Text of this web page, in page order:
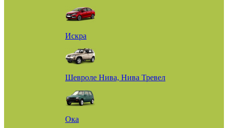
Искра
Шевроле Нива, Нива Тревел
Ока